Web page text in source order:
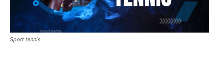
Sport tennis